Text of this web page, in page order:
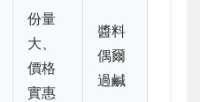
份量
大、
價格
實惠
醬料
偶爾
過鹹